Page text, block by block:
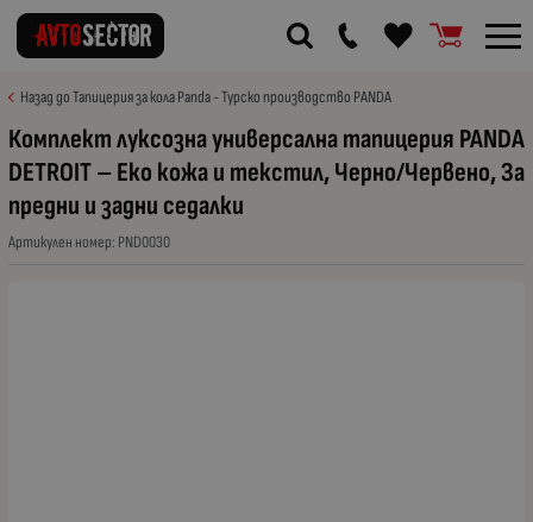
Назад до Тапицерия за кола Panda - Турско производство PANDA
Комплект луксозна универсална тапицерия PANDA
DETROIT – Еко кожа и текстил, Черно/Червено, За
предни и задни седалки
Артикулен номер: PND0030